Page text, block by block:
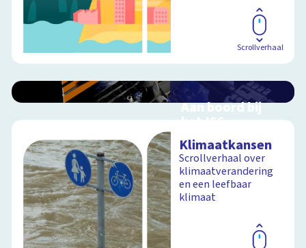
Scrollverhaal
Aan boord bij
het ISS
schoolplaat over de
ruimtevaart
Klimaatkansen
Scrollverhaal over
klimaatverandering
en een leefbaar
klimaat